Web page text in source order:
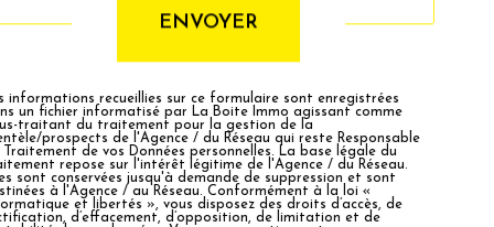
ENVOYER
informations recueillies sur ce formulaire sont enregistrées
un fichier informatisé par La Boite Immo agissant comme
traitant du traitement pour la gestion de la
prospects de l'Agence / du Réseau qui reste Responsable
Traitement de vos Données personnelles. La base légale du
repose sur l'intérêt légitime de l'Agence / du Réseau.
sont conservées jusqu'à demande de suppression et sont
à l'Agence / au Réseau. Conformément à la loi «
et libertés », vous disposez des droits d’accès, de
d’effacement, d’opposition, de limitation et de